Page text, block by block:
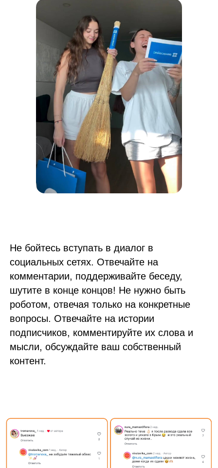
Не бойтесь вступать в диалог в
социальных сетях. Отвечайте на
комментарии, поддерживайте беседу,
шутите в конце концов! Не нужно быть
роботом, отвечая только на конкретные
вопросы. Отвечайте на истории
подписчиков, комментируйте их слова и
мысли, обсуждайте ваш собственный
контент.